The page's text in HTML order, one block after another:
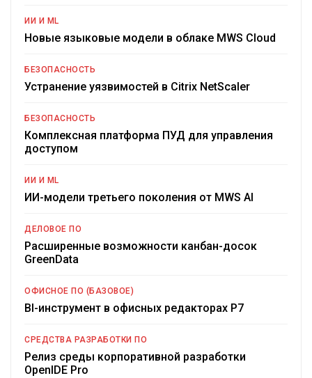
ИИ И ML
Новые языковые модели в облаке MWS Cloud
БЕЗОПАСНОСТЬ
Устранение уязвимостей в Citrix NetScaler
БЕЗОПАСНОСТЬ
Комплексная платформа ПУД для управления
доступом
ИИ И ML
ИИ-модели третьего поколения от MWS AI
ДЕЛОВОЕ ПО
Расширенные возможности канбан-досок
GreenData
ОФИСНОЕ ПО (БАЗОВОЕ)
BI-инструмент в офисных редакторах Р7
СРЕДСТВА РАЗРАБОТКИ ПО
Релиз среды корпоративной разработки
OpenIDE Pro